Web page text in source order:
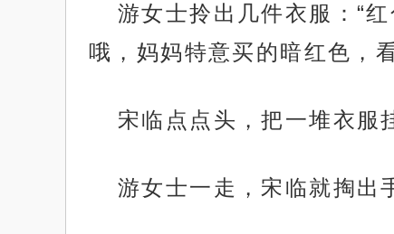
游女士拎出几件衣服：“
哦，妈妈特意买的暗红色，
宋临点点头，把一堆衣
游女士一走，宋临就掏出